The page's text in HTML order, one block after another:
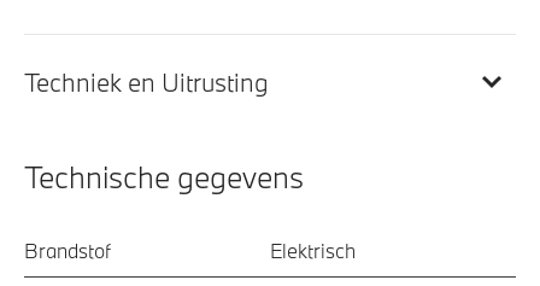
Techniek en Uitrusting
Technische gegevens
Brandstof Elektrisch